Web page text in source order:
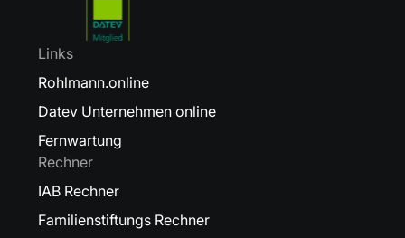
Links
Rohlmann.online
Datev Unternehmen online
Fernwartung
Rechner
IAB Rechner
Familienstiftungs Rechner